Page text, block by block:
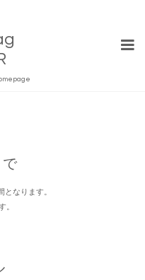
で
となります。
。